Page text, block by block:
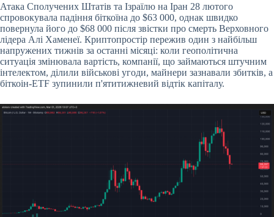
Атака Сполучених Штатів та Ізраїлю на Іран 28 лютого
спровокувала падіння біткоїна до $63 000, однак швидко
повернула його до $68 000 після звістки про смерть Верховного
лідера Алі Хаменеї. Криптопростір пережив один з найбільш
напружених тижнів за останні місяці: коли геополітична
ситуація змінювала вартість, компанії, що займаються штучним
інтелектом, ділили військові угоди, майнери зазнавали збитків, а
біткоін-ETF зупинили п'ятитижневий відтік капіталу.